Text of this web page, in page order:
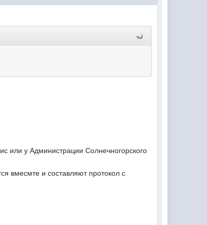
или у Администрации Солнечногорского
вмесмте и составляют протокол с